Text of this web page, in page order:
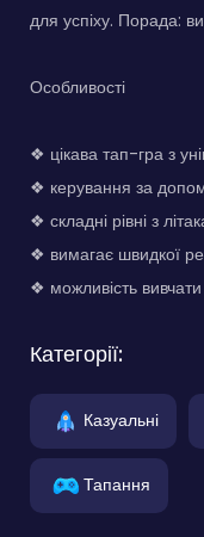
для успіху. Порада:
Особливості
❖ цікава тап-гра з
❖ керування за
❖ складні рівні з
❖ вимагає швидкої
❖ можливість
Категорії:
Казуальні
Тапання